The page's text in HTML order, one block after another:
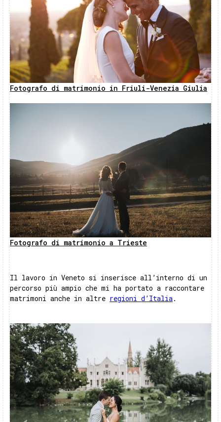
Fotografo di matrimonio in Friuli-Venezia Giulia
Fotografo di matrimonio a Trieste
Il lavoro in Veneto si inserisce all’interno di un
percorso più ampio che mi ha portato a raccontare
matrimoni anche in altre regioni d’Italia.